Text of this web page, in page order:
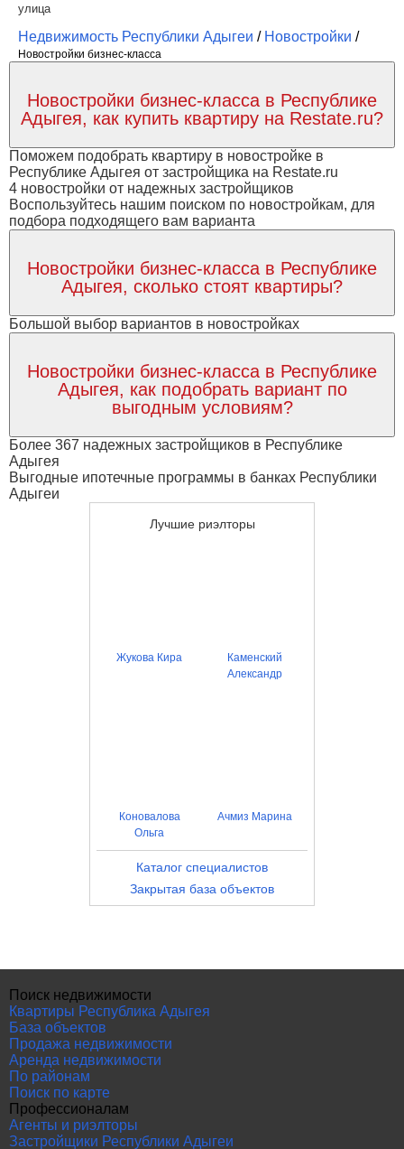
улица
Недвижимость Республики Адыгеи / Новостройки /
Новостройки бизнес-класса
Новостройки бизнес-класса в Республике
Адыгея, как купить квартиру на Restate.ru?
Поможем подобрать квартиру в новостройке в
Республике Адыгея от застройщика на Restate.ru
4 новостройки от надежных застройщиков
Воспользуйтесь нашим поиском по новостройкам, для
подбора подходящего вам варианта
Новостройки бизнес-класса в Республике
Адыгея, сколько стоят квартиры?
Большой выбор вариантов в новостройках
Новостройки бизнес-класса в Республике
Адыгея, как подобрать вариант по
выгодным условиям?
Более 367 надежных застройщиков в Республике
Адыгея
Выгодные ипотечные программы в банках Республики
Адыгеи
Лучшие риэлторы
Жукова Кира
Каменский
Александр
Коновалова
Ольга
Ачмиз Марина
Каталог специалистов
Закрытая база объектов
Поиск недвижимости
Квартиры Республика Адыгея
База объектов
Продажа недвижимости
Аренда недвижимости
По районам
Поиск по карте
Профессионалам
Агенты и риэлторы
Застройщики Республики Адыгеи